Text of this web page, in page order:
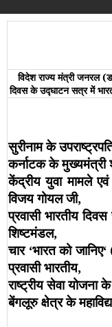
विदेश राज्य मंत्री जनरल
दिवस के उद्घाटन सत्र में
सुरीनाम के
कर्नाटक के मुख्यमंत्री
केंद्रीय युवा मामले
विजय गोयल जी,
प्रवासी भारतीय
शिष्टमंडल,
चार ‘भारत को जानिए‘
प्रवासी भारतीय,
राष्ट्रीय सेवा योजना
बेंगलूरु क्षेत्र के